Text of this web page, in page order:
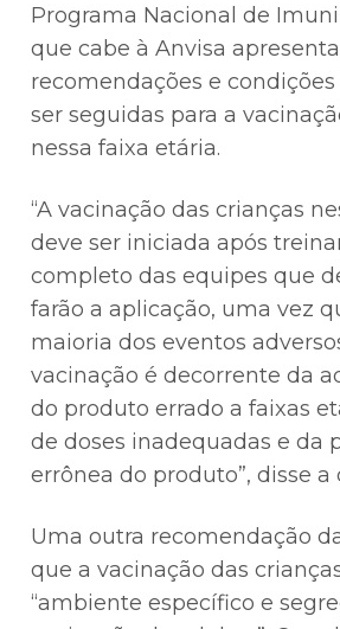
Programa Nacional de
que cabe à Anvisa
recomendações e
ser seguidas para a
nessa faixa etária.
“A vacinação das crianças
deve ser iniciada após
completo das equipes que
farão a aplicação, uma vez
maioria dos eventos
vacinação é decorrente da
do produto errado a faixas
de doses inadequadas e da
errônea do produto”, disse a
Uma outra recomendação
que a vacinação das
“ambiente específico e